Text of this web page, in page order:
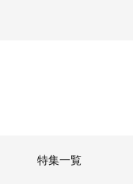
特集一覧